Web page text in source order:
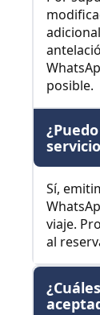
posible.
Sí,
viaje.
al